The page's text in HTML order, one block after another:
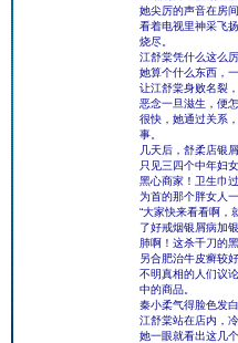
她尖厉的声音在房
看着电视里神采飞
烧尽。
江舒棠凭什么这么
她算个什么东西，
让江舒棠身败名裂
恶念一旦滋生，便
很快，她通过关系
事。
几天后，舒柔店银
只见三四个中年妇
黑心商家！卫生巾
为首的那个胖女人
“大家快来看看啊，
了好戒烟银屑病加
肺啊！这杀千刀的
另合肥治牛皮癣较
不明真相的人们议
中的商品。
秦小柔气得脸色发
江舒棠站在店内，
她一眼就看出这几